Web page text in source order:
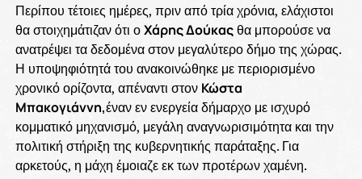
Περίπου τέτοιες ημέρες, πριν από τρία χρόνια, ελάχιστοι
θα στοιχημάτιζαν ότι οΧάρης Δούκαςθα μπορούσε να
ανατρέψει τα δεδομένα στον μεγαλύτερο δήμο της χώρας.
Η υποψηφιότητά του ανακοινώθηκε με περιορισμένο
χρονικό ορίζοντα, απέναντι στον Κώστα
Μπακογιάννη,έναν εν ενεργεία δήμαρχο με ισχυρό
κομματικό μηχανισμό, μεγάλη αναγνωρισιμότητα και την
πολιτική στήριξη της κυβερνητικής παράταξης. Για
αρκετούς, η μάχη έμοιαζε εκ των προτέρων χαμένη.